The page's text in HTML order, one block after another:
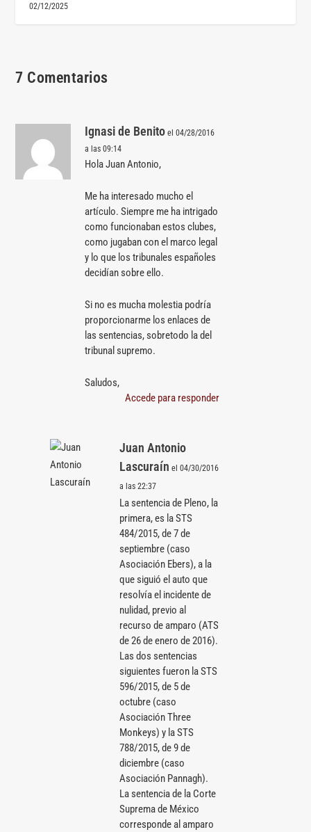
02/12/2025
7 Comentarios
Ignasi de Benito el 04/28/2016
a las 09:14
Hola Juan Antonio,
Me ha interesado mucho el
artículo. Siempre me ha intrigado
como funcionaban estos clubes,
como jugaban con el marco legal
y lo que los tribunales españoles
decidían sobre ello.
Si no es mucha molestia podría
proporcionarme los enlaces de
las sentencias, sobretodo la del
tribunal supremo.
Saludos,
Accede para responder
Juan Antonio
Lascuraín el 04/30/2016
a las 22:37
La sentencia de Pleno, la
primera, es la STS
484/2015, de 7 de
septiembre (caso
Asociación Ebers), a la
que siguió el auto que
resolvía el incidente de
nulidad, previo al
recurso de amparo (ATS
de 26 de enero de 2016).
Las dos sentencias
siguientes fueron la STS
596/2015, de 5 de
octubre (caso
Asociación Three
Monkeys) y la STS
788/2015, de 9 de
diciembre (caso
Asociación Pannagh).
La sentencia de la Corte
Suprema de México
corresponde al amparo